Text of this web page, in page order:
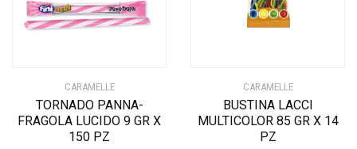
CARAMELLE
TORNADO PANNA-
FRAGOLA LUCIDO 9 GR X
150 PZ
CARAMELLE
BUSTINA LACCI
MULTICOLOR 85 GR X 14
PZ